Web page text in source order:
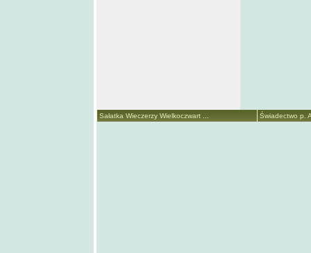
Sałatka Wieczerzy Wielkoczwart ... Świadectwo p.